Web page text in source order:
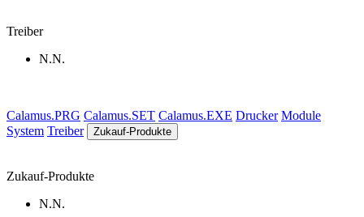
Treiber
N.N.
Calamus.PRG Calamus.SET Calamus.EXE Drucker Module
System Treiber Zukauf-Produkte
Zukauf-Produkte
N.N.